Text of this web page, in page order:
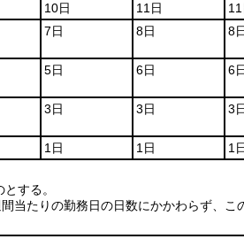
10日 11日 11
7日 8日 8
5日 6日 6
3日 3日 3
1日 1日 1
する。
たりの勤務日の日数にかかわらず、こ